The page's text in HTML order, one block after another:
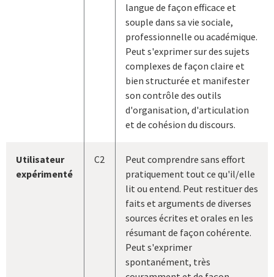
langue de façon efficace et
souple dans sa vie sociale,
professionnelle ou académique.
Peut s'exprimer sur des sujets
complexes de façon claire et
bien structurée et manifester
son contrôle des outils
d'organisation, d'articulation
et de cohésion du discours.
Utilisateur
expérimenté
C2
Peut comprendre sans effort
pratiquement tout ce qu'il/elle
lit ou entend. Peut restituer des
faits et arguments de diverses
sources écrites et orales en les
résumant de façon cohérente.
Peut s'exprimer
spontanément, très